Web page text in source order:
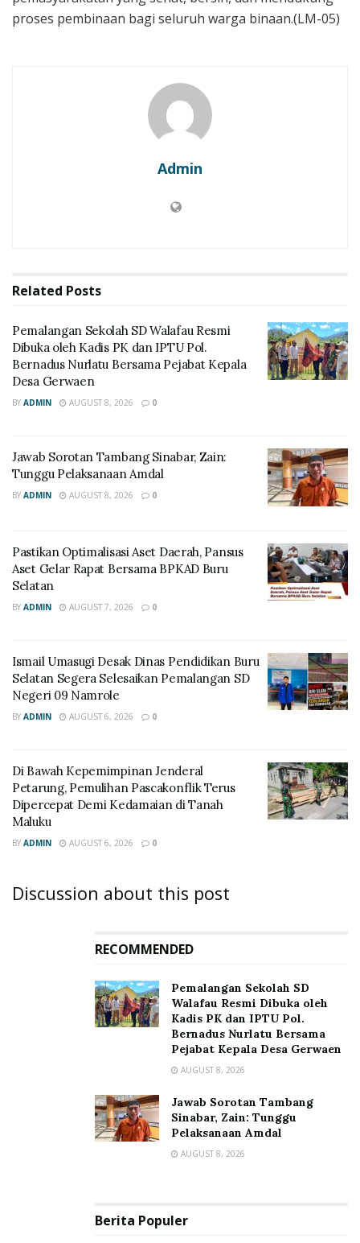
proses pembinaan bagi seluruh warga binaan.(LM-05)
Admin
Related Posts
Pemalangan Sekolah SD Walafau Resmi
Dibuka oleh Kadis PK dan IPTU Pol.
Bernadus Nurlatu Bersama Pejabat Kepala
Desa Gerwaen
BY ADMIN AUGUST 8, 2026 0
Jawab Sorotan Tambang Sinabar, Zain:
Tunggu Pelaksanaan Amdal
BY ADMIN AUGUST 8, 2026 0
Pastikan Optimalisasi Aset Daerah, Pansus
Aset Gelar Rapat Bersama BPKAD Buru
Selatan
BY ADMIN AUGUST 7, 2026 0
Ismail Umasugi Desak Dinas Pendidikan Buru
Selatan Segera Selesaikan Pemalangan SD
Negeri 09 Namrole
BY ADMIN AUGUST 6, 2026 0
Di Bawah Kepemimpinan Jenderal
Petarung, Pemulihan Pascakonflik Terus
Dipercepat Demi Kedamaian di Tanah
Maluku
BY ADMIN AUGUST 6, 2026 0
Discussion about this post
RECOMMENDED
Pemalangan Sekolah SD
Walafau Resmi Dibuka oleh
Kadis PK dan IPTU Pol.
Bernadus Nurlatu Bersama
Pejabat Kepala Desa Gerwaen
AUGUST 8, 2026
Jawab Sorotan Tambang
Sinabar, Zain: Tunggu
Pelaksanaan Amdal
AUGUST 8, 2026
Berita Populer